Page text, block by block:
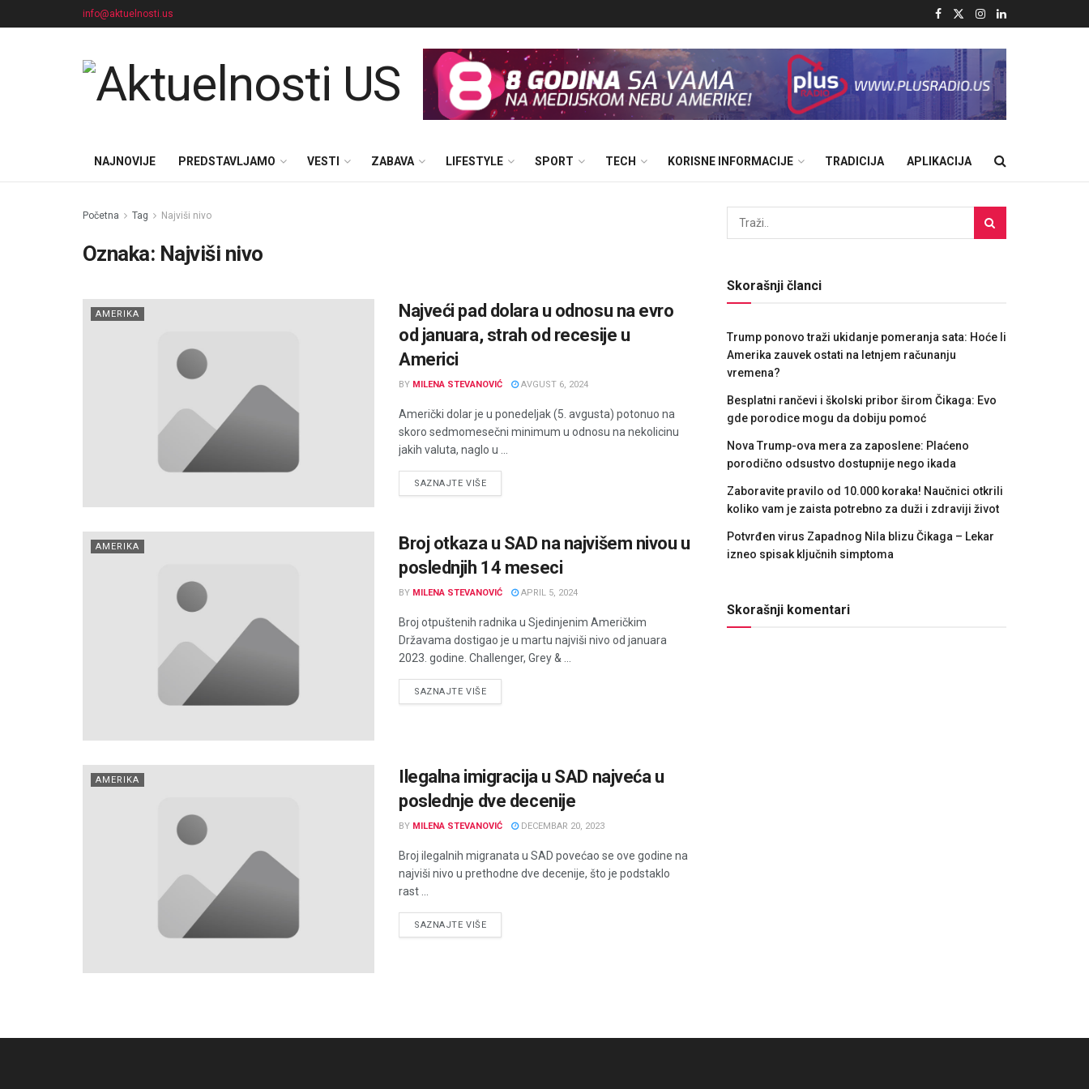
info@aktuelnosti.us
NAJNOVIJE PREDSTAVLJAMO VESTI ZABAVA LIFESTYLE SPORT TECH KORISNE INFORMACIJE TRADICIJA APLIKACIJA
Početna Tag Najviši nivo
Oznaka: Najviši nivo
AMERIKA
Najveći pad dolara u odnosu na evro
od januara, strah od recesije u
Americi
BY MILENA STEVANOVIĆ AVGUST 6, 2024
Američki dolar je u ponedeljak (5. avgusta) potonuo na
skoro sedmomesečni minimum u odnosu na nekolicinu
jakih valuta, naglo u ...
SAZNAJTE VIŠEDETAILS
AMERIKA
Broj otkaza u SAD na najvišem nivou u
poslednjih 14 meseci
BY MILENA STEVANOVIĆ APRIL 5, 2024
Broj otpuštenih radnika u Sjedinjenim Američkim
Državama dostigao je u martu najviši nivo od januara
2023. godine. Challenger, Grey & ...
SAZNAJTE VIŠEDETAILS
AMERIKA
Ilegalna imigracija u SAD najveća u
poslednje dve decenije
BY MILENA STEVANOVIĆ DECEMBAR 20, 2023
Broj ilegalnih migranata u SAD povećao se ove godine na
najviši nivo u prethodne dve decenije, što je podstaklo
rast ...
SAZNAJTE VIŠEDETAILS
Skorašnji članci
Trump ponovo traži ukidanje pomeranja sata: Hoće li
Amerika zauvek ostati na letnjem računanju
vremena?
Besplatni rančevi i školski pribor širom Čikaga: Evo
gde porodice mogu da dobiju pomoć
Nova Trump-ova mera za zaposlene: Plaćeno
porodično odsustvo dostupnije nego ikada
Zaboravite pravilo od 10.000 koraka! Naučnici otkrili
koliko vam je zaista potrebno za duži i zdraviji život
Potvrđen virus Zapadnog Nila blizu Čikaga – Lekar
izneo spisak ključnih simptoma
Skorašnji komentari